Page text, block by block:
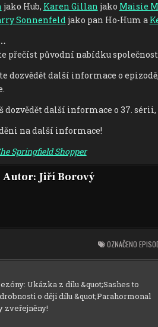
jako Hub, Karen Gillan jako Maisie
Sonnenfeldjako pan Ho-Hum a
přečíst původní nabídku
dozvědět další informace o
dozvědět další informace o 37.
na další informace!
Springfield Shopper
Autor: Jiří Borový
OZNAČENO
Ukázka z dílu &quot;Sashes to
o ději dílu &quot;Parahormonal
zveřejněny!